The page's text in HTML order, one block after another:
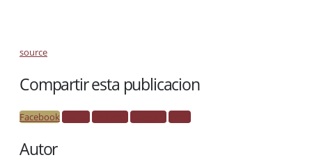
source
Compartir esta publicacion
FacebookGorjeoLinkedInGoogle +Email
Autor